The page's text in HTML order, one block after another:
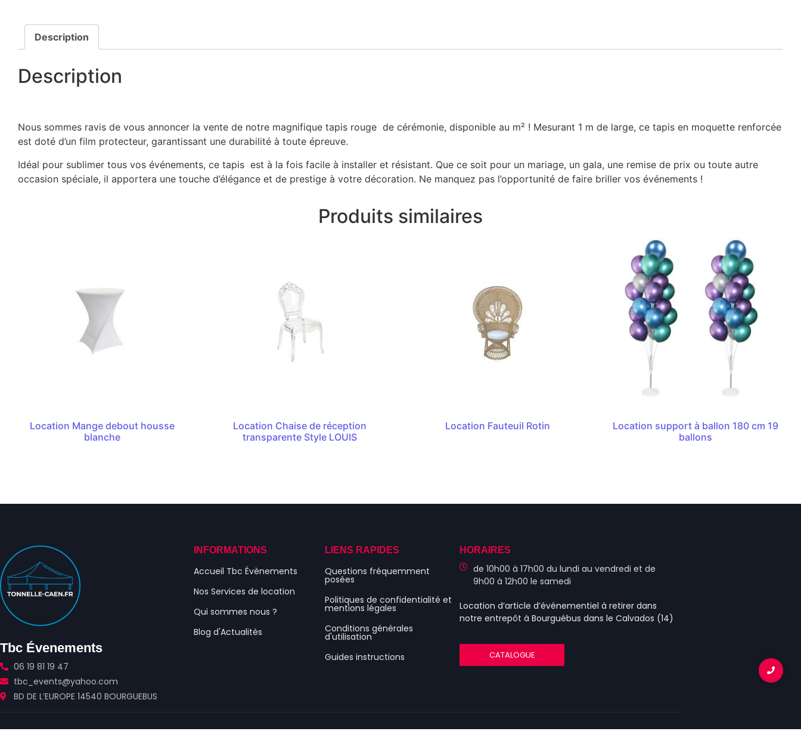
Description
Description
Nous sommes ravis de vous annoncer la vente de notre magnifique tapis rouge de cérémonie, disponible au m² ! Mesurant 1 m de large, ce tapis en moquette renforcée
est doté d’un film protecteur, garantissant une durabilité à toute épreuve.
Idéal pour sublimer tous vos événements, ce tapis est à la fois facile à installer et résistant. Que ce soit pour un mariage, un gala, une remise de prix ou toute autre
occasion spéciale, il apportera une touche d’élégance et de prestige à votre décoration. Ne manquez pas l’opportunité de faire briller vos événements !
Produits similaires
Location Mange debout housse
blanche
Location Chaise de réception
transparente Style LOUIS
Location Fauteuil Rotin
Location support à ballon 180 cm 19
ballons
Tbc Évenements
06 19 81 19 47
tbc_events@yahoo.com
BD DE L’EUROPE 14540 BOURGUEBUS
INFORMATIONS
Accueil Tbc Évènements
Nos Services de location
Qui sommes nous ?
Blog d'Actualités
LIENS RAPIDES
Questions fréquemment
posées
Politiques de confidentialité et
mentions légales
Conditions générales
d'utilisation
Guides instructions
HORAIRES
de 10h00 à 17h00 du lundi au vendredi et de
9h00 à 12h00 le samedi
Location d’article d’événementiel à retirer dans
notre entrepôt à Bourguébus dans le Calvados (14)
CATALOGUE